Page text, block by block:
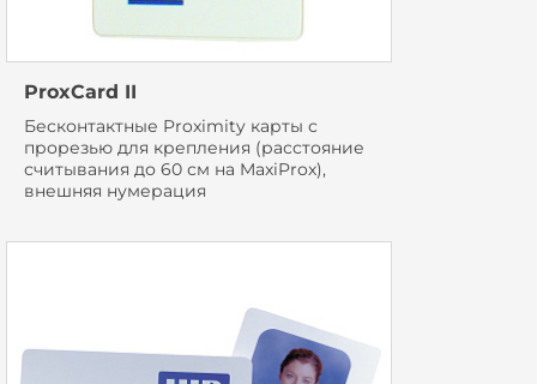
ProxCard II
Бесконтактные Proximity карты с
прорезью для крепления (расстояние
считывания до 60 см на MaxiProx),
внешняя нумерация